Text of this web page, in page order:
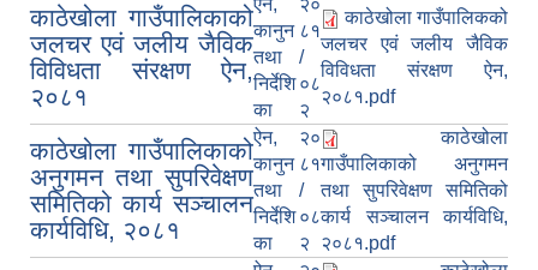
काठेखोला गाउँपालिकाको
जलचर एवं जलीय जैविक
विविधता संरक्षण ऐन,
२०८१
ऐन,
कानुन
तथा
निर्देशि
का
२०
८१
/
०८
२
काठेखोला गाउँपालिकको
जलचर एवं जलीय जैविक
विविधता संरक्षण ऐन,
२०८१.pdf
काठेखोला गाउँपालिकाको
अनुगमन तथा सुपरिवेक्षण
समितिको कार्य सञ्चालन
कार्यविधि, २०८१
ऐन,
कानुन
तथा
निर्देशि
का
२०
८१
/
०८
२
काठेखोला
गाउँपालिकाको अनुगमन
तथा सुपरिवेक्षण समितिको
कार्य सञ्चालन कार्यविधि,
२०८१.pdf